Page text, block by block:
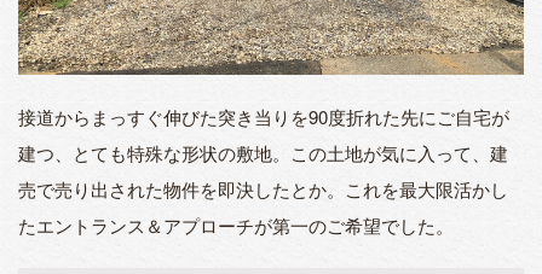
接道からまっすぐ伸びた突き当りを90度折れた先にご自宅が
建つ、とても特殊な形状の敷地。この土地が気に入って、建
売で売り出された物件を即決したとか。これを最大限活かし
たエントランス＆アプローチが第一のご希望でした。